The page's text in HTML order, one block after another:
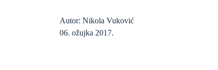
Autor: Nikola Vuković
06. ožujka 2017.